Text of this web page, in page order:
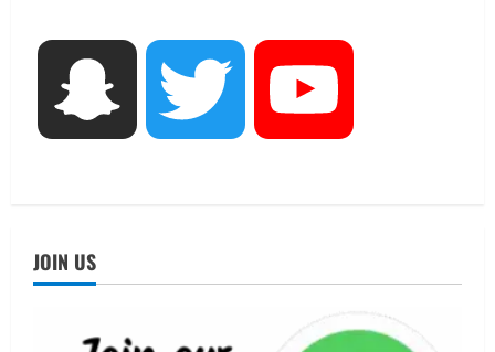
Snapchat Twitter
JOIN US
August 6, 2026
UTTARAKHAND NEWS
तीलू रौतेली पुरस्कार के लिए 13 वीरांगनाओं का
चयन : रेखा आर्या
आयोजन